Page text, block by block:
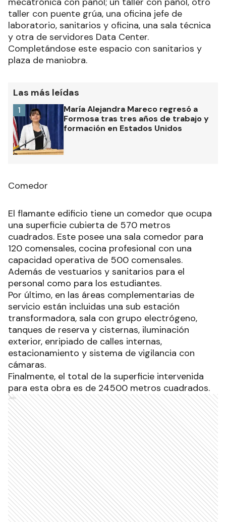
taller con puente grúa, una oficina jefe de
laboratorio, sanitarios y oficina, una sala técnica
y otra de servidores Data Center.
Completándose este espacio con sanitarios y
plaza de maniobra.
Las más leídas
María Alejandra Mareco regresó a
Formosa tras tres años de trabajo y
formación en Estados Unidos
1
Comedor
El flamante edificio tiene un comedor que ocupa
una superficie cubierta de 570 metros
cuadrados. Este posee una sala comedor para
120 comensales, cocina profesional con una
capacidad operativa de 500 comensales.
Además de vestuarios y sanitarios para el
personal como para los estudiantes.
Por último, en las áreas complementarias de
servicio están incluidas una sub estación
transformadora, sala con grupo electrógeno,
tanques de reserva y cisternas, iluminación
exterior, enripiado de calles internas,
estacionamiento y sistema de vigilancia con
cámaras.
Finalmente, el total de la superficie intervenida
para esta obra es de 24500 metros cuadrados.
Ads